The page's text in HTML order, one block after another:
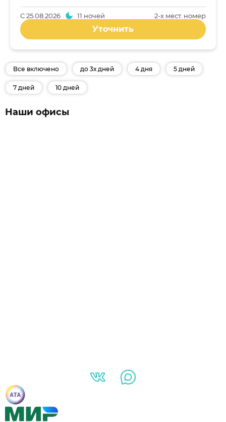
2-x мест. номер
С25.08.2026 11 ночей
Уточнить
Все включено до 3х дней 4 дня 5 дней
7 дней 10 дней
Наши офисы